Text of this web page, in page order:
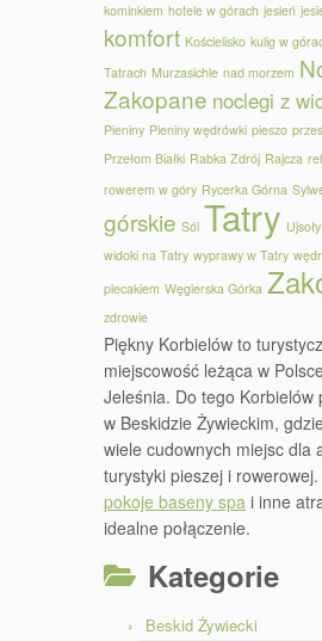
kominkiem hotele w górach jesień
komfort Kościelisko kulig w
Tatrach Murzasichle nad morzem
Zakopane noclegi z
Pieniny Pieniny wędrówki pieszo
Przełom Białki Rabka Zdrój Rajcza
rowerem w góry Rycerka Górna
górskie Sól Tatry Ujsoły
widoki na Tatry wyprawy w Tatry
plecakiem Węgierska Górka
zdrowie
Piękny Korbielów to
miejscowość leżąca w
Jeleśnia. Do tego Korbielów
w Beskidzie Żywieckim,
wiele cudownych miejsc dla
turystyki pieszej i
pokoje baseny spa i inne
idealne połączenie.
Kategorie
Beskid Żywiecki